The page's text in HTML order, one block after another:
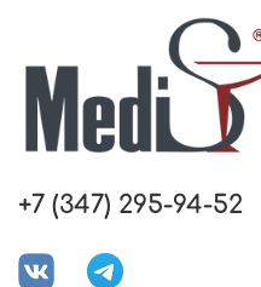
+7 (347) 295-94-52